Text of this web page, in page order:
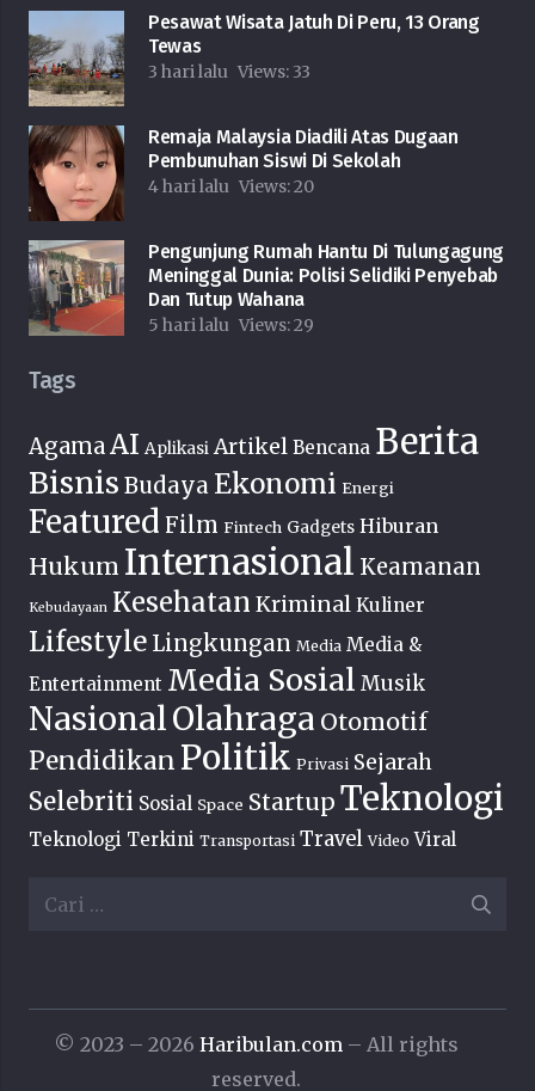
Pesawat Wisata Jatuh Di Peru, 13 Orang
Tewas
3 hari lalu Views: 33
Remaja Malaysia Diadili Atas Dugaan
Pembunuhan Siswi Di Sekolah
4 hari lalu Views:20
Pengunjung Rumah Hantu Di Tulungagung
Meninggal Dunia: Polisi Selidiki Penyebab
Dan Tutup Wahana
5 hari lalu Views:29
Tags
AgamaAI Aplikasi Artikel Bencana Berita
Bisnis Budaya Ekonomi Energi
Featured Film Fintech Gadgets Hiburan
Hukum Internasional Keamanan
Kebudayaan Kesehatan Kriminal Kuliner
Lifestyle Lingkungan Media Media &
Entertainment Media Sosial Musik
NasionalOlahraga Otomotif
Pendidikan Politik Privasi Sejarah
Selebriti Sosial Space Startup Teknologi
Teknologi Terkini Transportasi Travel Video Viral
Cari
© 2023 – 2026 Haribulan.com – All rights
reserved.